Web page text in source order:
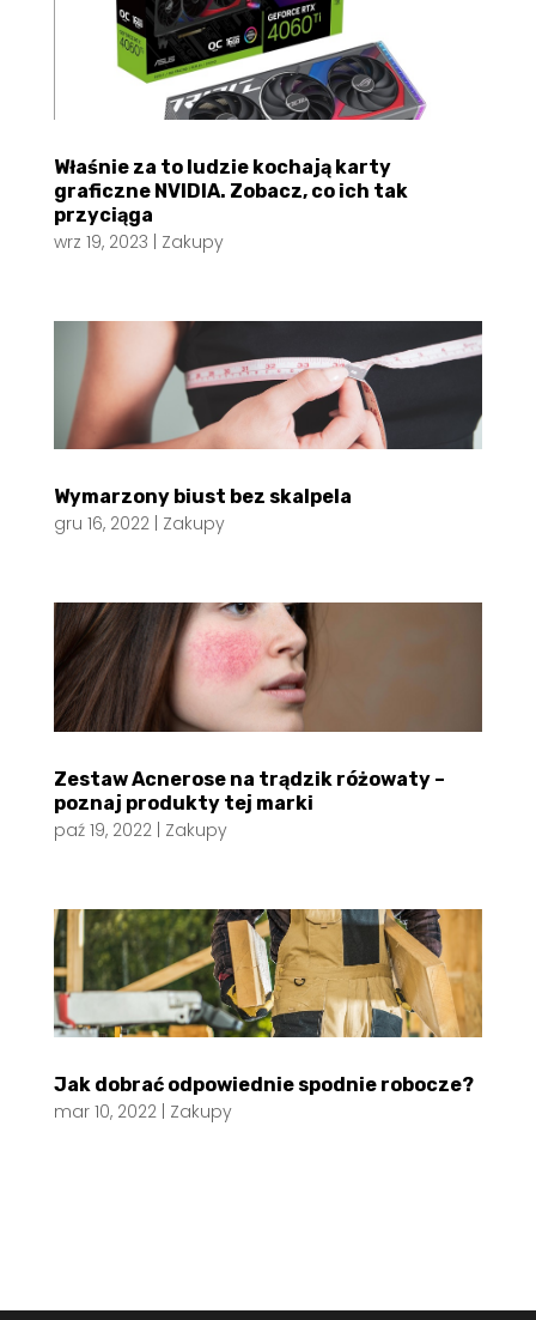
Właśnie za to ludzie kochają karty
graficzne NVIDIA. Zobacz, co ich tak
przyciąga
wrz 19, 2023 | Zakupy
Wymarzony biust bez skalpela
gru 16, 2022| Zakupy
Zestaw Acnerose na trądzik różowaty –
poznaj produkty tej marki
paź 19, 2022| Zakupy
Jak dobrać odpowiednie spodnie robocze?
mar 10, 2022| Zakupy